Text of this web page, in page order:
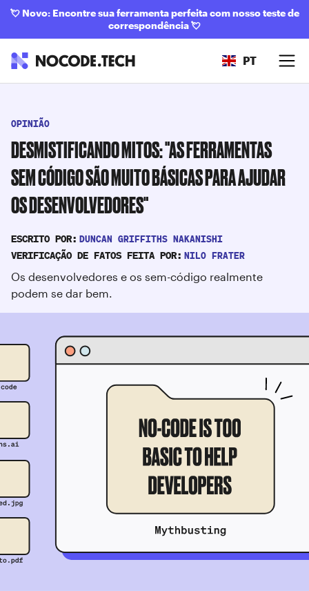
💘Novo: Encontre sua ferramenta perfeita com nosso teste de
correspondência💘
PT
OPINIÃO
DESMISTIFICANDO MITOS: "AS FERRAMENTAS
SEM CÓDIGO SÃO MUITO BÁSICAS PARA AJUDAR
OS DESENVOLVEDORES"
ESCRITO POR: DUNCAN GRIFFITHS NAKANISHI
VERIFICAÇÃO DE FATOS FEITA POR: NILO FRATER
Os desenvolvedores e os sem-código realmente
podem se dar bem.